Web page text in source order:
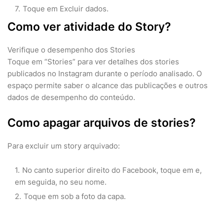
Toque em Excluir dados.
Como ver atividade do Story?
Verifique o desempenho dos Stories
Toque em “Stories” para ver detalhes dos stories
publicados no Instagram durante o período analisado. O
espaço permite saber o alcance das publicações e outros
dados de desempenho do conteúdo.
Como apagar arquivos de stories?
Para excluir um story arquivado:
No canto superior direito do Facebook, toque em e,
em seguida, no seu nome.
Toque em sob a foto da capa.